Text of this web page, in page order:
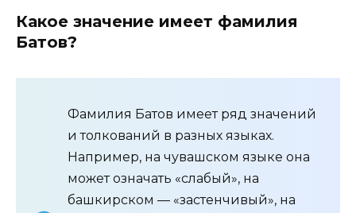
Какое значение имеет фамилия
Батов?
Фамилия Батов имеет ряд значений
и толкований в разных языках.
Например, на чувашском языке она
может означать «слабый», на
башкирском — «застенчивый», на